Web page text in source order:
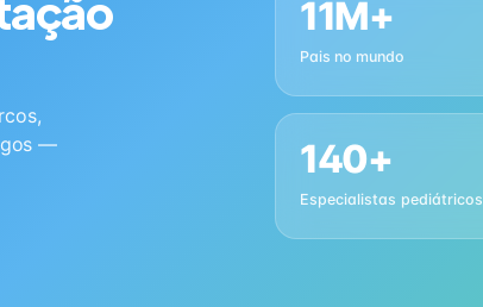
—
11M+
Pais no mundo
140+
Especialistas pediátricos